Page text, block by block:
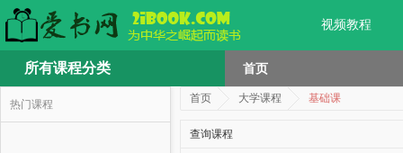
视频教程
所有课程分类 首页
热门课程 首页 大学课程 基础课
查询课程